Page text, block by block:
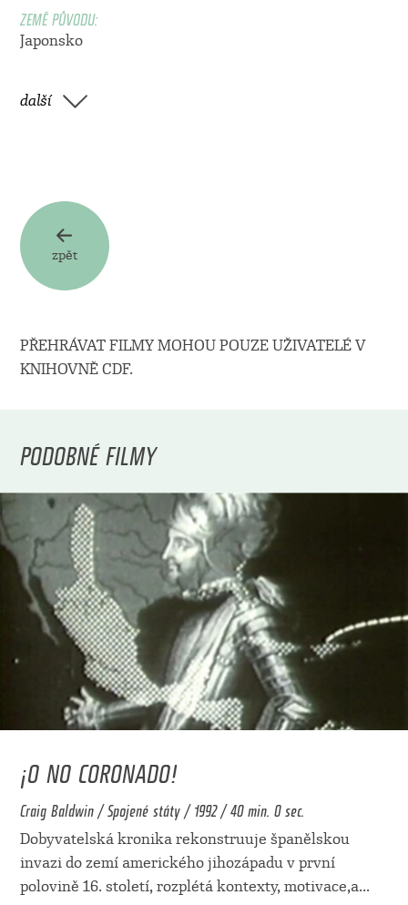
ZEMĚ PŮVODU:
Japonsko
další
zpět
PŘEHRÁVAT FILMY MOHOU POUZE UŽIVATELÉ V
KNIHOVNĚ CDF.
PODOBNÉ FILMY
¡O NO CORONADO!
Craig Baldwin / Spojené státy / 1992 / 40 min. 0 sec.
Dobyvatelská kronika rekonstruuje španělskou
invazi do zemí amerického jihozápadu v první
polovině 16. století, rozplétá kontexty, motivace,a...